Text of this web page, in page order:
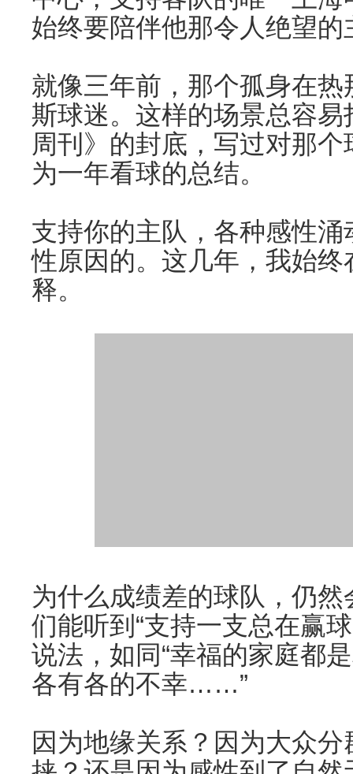
始终要陪伴他那令人绝望的
就像三年前，那个孤身在
斯球迷。这样的场景总容
周刊》的封底，写过对那
为一年看球的总结。
支持你的主队，各种感性
性原因的。这几年，我始
释。
为什么成绩差的球队，仍
们能听到“支持一支总在赢
说法，如同“幸福的家庭都
各有各的不幸……”
因为地缘关系？因为大众